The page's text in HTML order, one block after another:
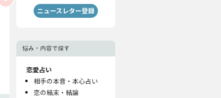
ニュースレター登録
悩み・内容で探す
恋愛占い
相手の本音・本心占い
恋の結末・結論